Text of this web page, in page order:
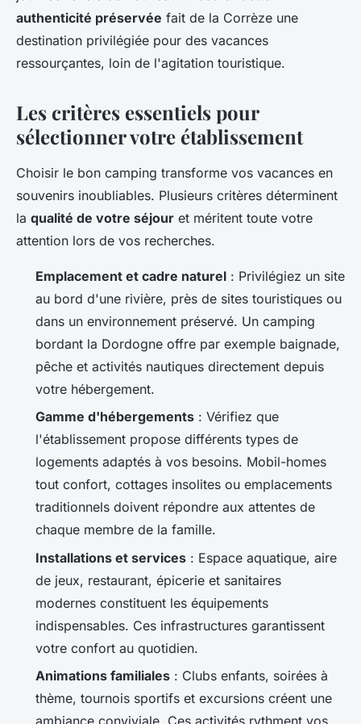
authenticité préservée fait de la Corrèze une
destination privilégiée pour des vacances
ressourçantes, loin de l'agitation touristique.
Les critères essentiels pour
sélectionner votre établissement
Choisir le bon camping transforme vos vacances en
souvenirs inoubliables. Plusieurs critères déterminent
la qualité de votre séjour et méritent toute votre
attention lors de vos recherches.
Emplacement et cadre naturel : Privilégiez un site
au bord d'une rivière, près de sites touristiques ou
dans un environnement préservé. Un camping
bordant la Dordogne offre par exemple baignade,
pêche et activités nautiques directement depuis
votre hébergement.
Gamme d'hébergements : Vérifiez que
l'établissement propose différents types de
logements adaptés à vos besoins. Mobil-homes
tout confort, cottages insolites ou emplacements
traditionnels doivent répondre aux attentes de
chaque membre de la famille.
Installations et services : Espace aquatique, aire
de jeux, restaurant, épicerie et sanitaires
modernes constituent les équipements
indispensables. Ces infrastructures garantissent
votre confort au quotidien.
Animations familiales : Clubs enfants, soirées à
thème, tournois sportifs et excursions créent une